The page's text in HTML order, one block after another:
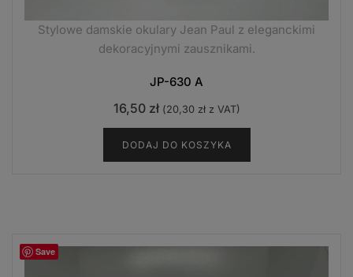
Stylowe damskie okulary Jean Paul z eleganckimi
dekoracyjnymi zausznikami.
JP-630 A
16,50 zł (20,30 złz VAT)
DODAJ DO KOSZYKA
Save